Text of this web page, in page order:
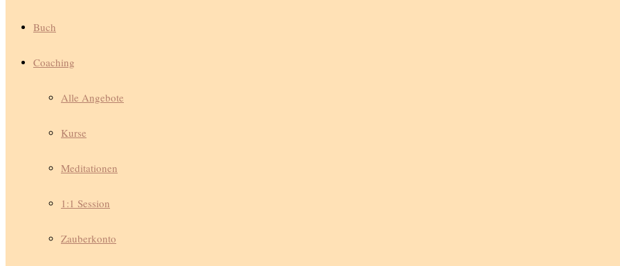
Buch
Coaching
Alle Angebote
Kurse
Meditationen
1:1 Session
Zauberkonto